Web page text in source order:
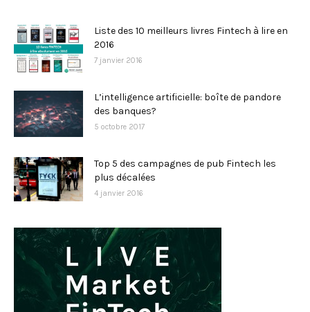
Liste des 10 meilleurs livres Fintech à lire en
2016
7 janvier 2016
L’intelligence artificielle: boîte de pandore
des banques?
5 octobre 2017
Top 5 des campagnes de pub Fintech les
plus décalées
4 janvier 2016